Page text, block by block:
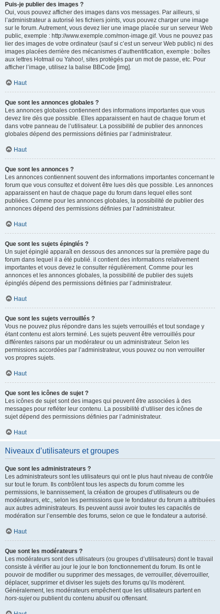
Puis-je publier des images ?
Oui, vous pouvez afficher des images dans vos messages. Par ailleurs, si
l’administrateur a autorisé les fichiers joints, vous pouvez charger une image
sur le forum. Autrement, vous devez lier une image placée sur un serveur Web
public, exemple : http://www.exemple.com/mon-image.gif. Vous ne pouvez pas
lier des images de votre ordinateur (sauf si c’est un serveur Web public) ni des
images placées derrière des mécanismes d’authentification, exemple : boîtes
aux lettres Hotmail ou Yahoo!, sites protégés par un mot de passe, etc. Pour
afficher l’image, utilisez la balise BBCode [img].
Haut
Que sont les annonces globales ?
Les annonces globales contiennent des informations importantes que vous
devez lire dès que possible. Elles apparaissent en haut de chaque forum et
dans votre panneau de l’utilisateur. La possibilité de publier des annonces
globales dépend des permissions définies par l’administrateur.
Haut
Que sont les annonces ?
Les annonces contiennent souvent des informations importantes concernant le
forum que vous consultez et doivent être lues dès que possible. Les annonces
apparaissent en haut de chaque page du forum dans lequel elles sont
publiées. Comme pour les annonces globales, la possibilité de publier des
annonces dépend des permissions définies par l’administrateur.
Haut
Que sont les sujets épinglés ?
Un sujet épinglé apparaît en dessous des annonces sur la première page du
forum dans lequel il a été publié. il contient des informations relativement
importantes et vous devez le consulter régulièrement. Comme pour les
annonces et les annonces globales, la possibilité de publier des sujets
épinglés dépend des permissions définies par l’administrateur.
Haut
Que sont les sujets verrouillés ?
Vous ne pouvez plus répondre dans les sujets verrouillés et tout sondage y
étant contenu est alors terminé. Les sujets peuvent être verrouillés pour
différentes raisons par un modérateur ou un administrateur. Selon les
permissions accordées par l’administrateur, vous pouvez ou non verrouiller
vos propres sujets.
Haut
Que sont les icônes de sujet ?
Les icônes de sujet sont des images qui peuvent être associées à des
messages pour refléter leur contenu. La possibilité d’utiliser des icônes de
sujet dépend des permissions définies par l’administrateur.
Haut
Niveaux d’utilisateurs et groupes
Que sont les administrateurs ?
Les administrateurs sont les utilisateurs qui ont le plus haut niveau de contrôle
sur tout le forum. Ils contrôlent tous les aspects du forum comme les
permissions, le bannissement, la création de groupes d’utilisateurs ou de
modérateurs, etc., selon les permissions que le fondateur du forum a attribuées
aux autres administrateurs. Ils peuvent aussi avoir toutes les capacités de
modération sur l’ensemble des forums, selon ce que le fondateur a autorisé.
Haut
Que sont les modérateurs ?
Les modérateurs sont des utilisateurs (ou groupes d’utilisateurs) dont le travail
consiste à vérifier au jour le jour le bon fonctionnement du forum. Ils ont le
pouvoir de modifier ou supprimer des messages, de verrouiller, déverrouiller,
déplacer, supprimer et diviser les sujets des forums qu’ils modèrent.
Généralement, les modérateurs empêchent que les utilisateurs partent en
hors-sujetou publient du contenu abusif ou offensant.